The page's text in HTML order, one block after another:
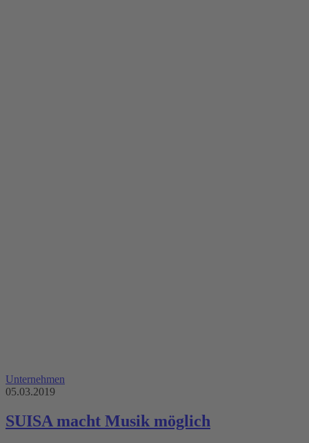
Unternehmen
05.03.2019
SUISA macht Musik möglich